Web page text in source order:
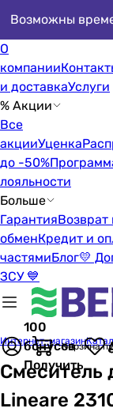
Возможны
О
компании
и доставкаУслуги
% Акции
Все
акцииУценка
до -50%
лояльности
Больше
ГарантияВозврат
обменКредит и
частямиБлог💛
ЗСУ 💙
100
бонусов
Получить
Корзина
Интернет-магазин
Смеситель
Lineare